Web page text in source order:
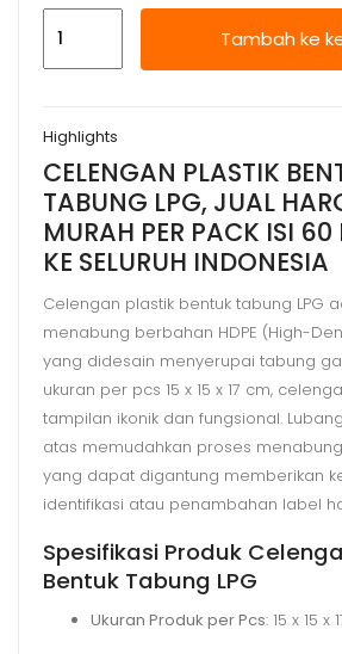
TABUNG
LPG,
JUAL
HARGA
GROSIR
MURAH
Tambah ke
Highlights
CELENGAN PLASTIK
TABUNG LPG, JUAL
MURAH PER PACK ISI 60
KE SELURUH INDONESIA
Celengan plastik bentuk tabung LPG
menabung berbahan HDPE (High-
yang didesain menyerupai tabung
ukuran per pcs 15 x 15 x 17 cm,
tampilan ikonik dan fungsional.
atas memudahkan proses
yang dapat digantung memberikan
identifikasi atau penambahan label
Spesifikasi Produk
Bentuk Tabung LPG
Ukuran Produk per Pcs: 15 x 15 x